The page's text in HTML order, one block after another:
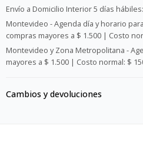
Envío a Domicilio Interior 5 días hábiles:
Montevideo - Agenda día y horario
compras mayores a $ 1.500 | Costo
Montevideo y Zona Metropolitana -
mayores a $ 1.500 | Costo normal: $
Cambios y devoluciones